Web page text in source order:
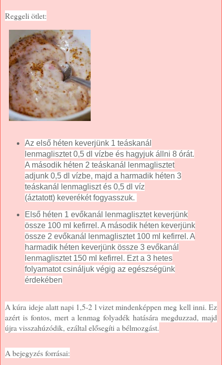
Reggeli ötlet:
Az első héten keverjünk 1 teáskanál
lenmaglisztet 0,5 dl vízbe és hagyjuk állni 8 órát.
A második héten 2 teáskanál lenmaglisztet
adjunk 0,5 dl vízbe, majd a harmadik héten 3
teáskanál lenmagliszt és 0,5 dl víz
(áztatott) keverékét fogyasszuk.
Első héten 1 evőkanál lenmaglisztet keverjünk
össze 100 ml kefirrel. A második héten keverjünk
össze 2 evőkanál lenmaglisztet 100 ml kefirrel. A
harmadik héten keverjünk össze 3 evőkanál
lenmaglisztet 150 ml kefirrel. Ezt a 3 hetes
folyamatot csináljuk végig az egészségünk
érdekében
A kúra ideje alatt napi 1,5-2 l vizet mindenképpen meg kell inni. Ez
azért is fontos, mert a lenmag folyadék hatására megduzzad, majd
újra visszahúzódik, ezáltal elősegíti a bélmozgást.
A bejegyzés forrásai: